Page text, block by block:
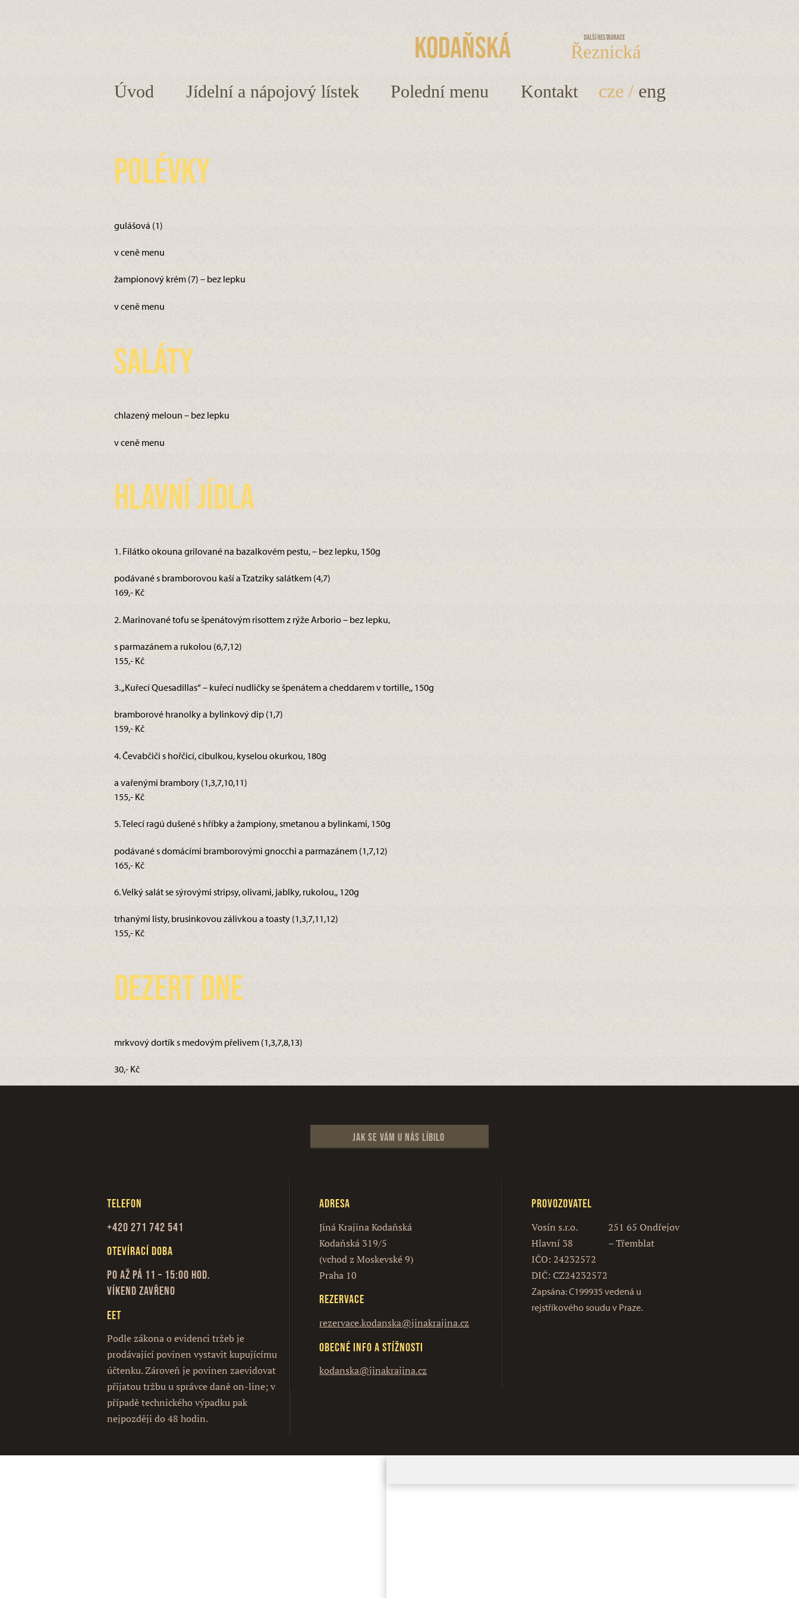
Kodaňská Další restaurace
Řeznická
Úvod Jídelní a nápojový lístek Polední menu Kontakt cze / eng
Polévky
gulášová (1)
v ceně menu
žampionový krém (7) – bez lepku
v ceně menu
Saláty
chlazený meloun – bez lepku
v ceně menu
Hlavní jídla
1. Filátko okouna grilované na bazalkovém pestu, – bez lepku, 150g
podávané s bramborovou kaší a Tzatziky salátkem (4,7)
169,- Kč
2. Marinované tofu se špenátovým risottem z rýže Arborio – bez lepku,
s parmazánem a rukolou (6,7,12)
155,- Kč
3. „Kuřecí Quesadillas“ – kuřecí nudličky se špenátem a cheddarem v tortille,, 150g
bramborové hranolky a bylinkový dip (1,7)
159,- Kč
4. Čevabčiči s hořčicí, cibulkou, kyselou okurkou, 180g
a vařenými brambory (1,3,7,10,11)
155,- Kč
5. Telecí ragú dušené s hříbky a žampiony, smetanou a bylinkami, 150g
podávané s domácími bramborovými gnocchi a parmazánem (1,7,12)
165,- Kč
6. Velký salát se sýrovými stripsy, olivami, jablky, rukolou,, 120g
trhanými listy, brusinkovou zálivkou a toasty (1,3,7,11,12)
155,- Kč
Dezert dne
mrkvový dortík s medovým přelivem (1,3,7,8,13)
30,- Kč
Jak se vám u nás líbilo
Telefon
+420 271 742 541
Otevírací doba
Po až Pá 11 – 15:00 hod.
Víkend zavřeno
EET
Podle zákona o evidenci tržeb je
prodávající povinen vystavit kupujícímu
účtenku. Zároveň je povinen zaevidovat
přijatou tržbu u správce daně on-line; v
případě technického výpadku pak
nejpozději do 48 hodin.
Adresa
Jiná Krajina Kodaňská
Kodaňská 319/5
(vchod z Moskevské 9)
Praha 10
Rezervace
rezervace.kodanska@jinakrajina.cz
Obecné info a stížnosti
kodanska@jinakrajina.cz
Provozovatel
Vosín s.r.o.
Hlavní 38
251 65 Ondřejov
– Třemblat
IČO: 24232572
DIČ: CZ24232572
Zapsána: C199935 vedená u
rejstříkového soudu v Praze.